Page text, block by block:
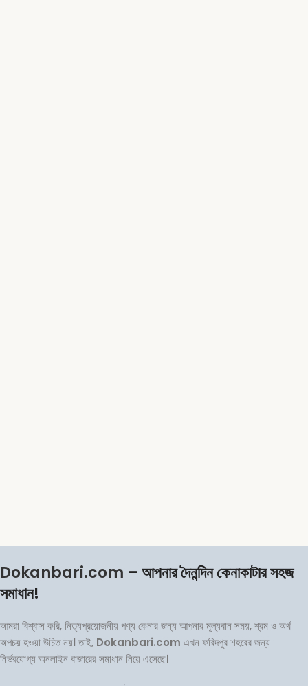
Dokanbari.com – আপনার দৈনন্দিন কেনাকাটার সহজ
সমাধান!
আমরা বিশ্বাস করি, নিত্যপ্রয়োজনীয় পণ্য কেনার জন্য আপনার মূল্যবান সময়, শ্রম ও অর্থ
অপচয় হওয়া উচিত নয়। তাই, Dokanbari.com এখন ফরিদপুর শহরের জন্য
নির্ভরযোগ্য অনলাইন বাজারের সমাধান নিয়ে এসেছে।